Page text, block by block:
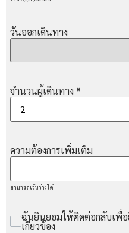
วันออกเดินทาง
จำนวนผู้เดินทาง *
ความต้องการเพิ่มเติม
สามารถเว้นว่างได้
ฉันยินยอมให้ติดต่อกลับเพื่
เกี่ยวข้อง